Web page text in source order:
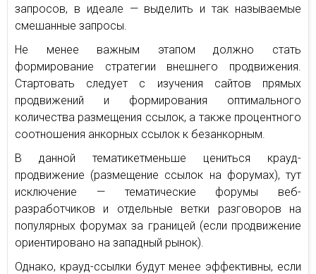
запросов, в идеале — выделить и так называемые
смешанные запросы.
Не менее важным этапом должно стать
формирование стратегии внешнего продвижения.
Стартовать следует с изучения сайтов прямых
продвижений и формирования оптимального
количества размещения ссылок, а также процентного
соотношения анкорных ссылок к безанкорным.
В данной тематикетменьше цениться крауд-
продвижение (размещение ссылок на форумах), тут
исключение — тематические форумы веб-
разработчиков и отдельные ветки разговоров на
популярных форумах за границей (если продвижение
ориентировано на западный рынок).
Однако, крауд-ссылки будут менее эффективны, если